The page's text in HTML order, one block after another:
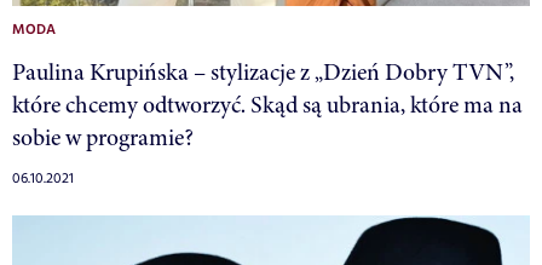
MODA
Paulina Krupińska – stylizacje z „Dzień Dobry TVN”,
które chcemy odtworzyć. Skąd są ubrania, które ma na
sobie w programie?
06.10.2021